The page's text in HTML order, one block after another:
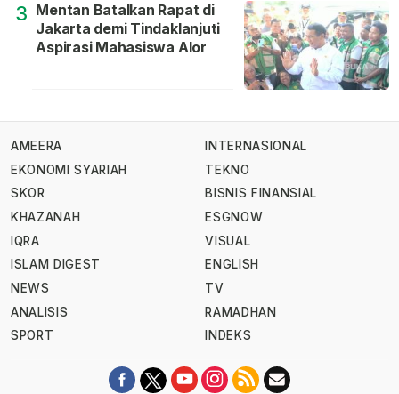
3 Mentan Batalkan Rapat di
Jakarta demi Tindaklanjuti
Aspirasi Mahasiswa Alor
AMEERA
EKONOMI SYARIAH
SKOR
KHAZANAH
IQRA
ISLAM DIGEST
NEWS
ANALISIS
SPORT
INTERNASIONAL
TEKNO
BISNIS FINANSIAL
ESGNOW
VISUAL
ENGLISH
TV
RAMADHAN
INDEKS